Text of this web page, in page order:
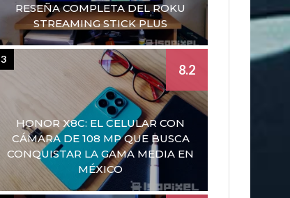
RESEÑA COMPLETA DEL ROKU
STREAMING STICK PLUS
HONOR X8C: EL CELULAR CON
CÁMARA DE 108 MP QUE BUSCA
CONQUISTAR LA GAMA MEDIA EN
MÉXICO
8.2
3